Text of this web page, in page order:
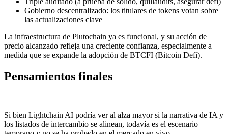
Gobierno descentralizado: los titulares de tokens votan sobre
las actualizaciones clave
La infraestructura de Plutochain ya es funcional, y su acción de
precio alcanzado refleja una creciente confianza, especialmente a
medida que se expande la adopción de BTCFI (Bitcoin Defi).
Pensamientos finales
Si bien Lightchain AI podría ver al alza mayor si la narrativa de IA y
los listados de intercambio se alinean, todavía es el escenario